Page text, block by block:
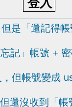
是「還記得帳
記」帳號 +
但帳號變成
還沒收到「